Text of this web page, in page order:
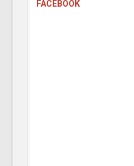
FACEBOOK